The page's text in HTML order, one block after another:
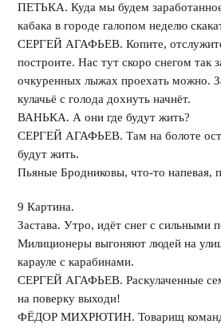
ПЕТЬКА. Куда мы будем
кабака в городе галопом неделю
СЕРГЕЙ АГАФЬЕВ. Копите,
построите. Нас тут скоро снегом так
очкуренных лыжах проехать можно.
кулачьё с голода дохнуть начнёт.
ВАНЬКА. А они где будут жить?
СЕРГЕЙ АГАФЬЕВ. Там на болоте
будут жить.
Пьяные Бродниковы, что-то напевая,
9 Картина.
Застава. Утро, идёт снег с сильными
Милиционеры выгоняют людей на
карауле с карабинами.
СЕРГЕЙ АГАФЬЕВ. Раскулаченные
на поверку выходи!
ФЁДОР МИХРЮТИН. Товарищ